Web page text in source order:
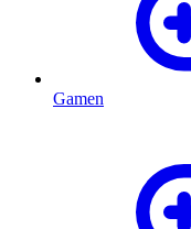
Gamen